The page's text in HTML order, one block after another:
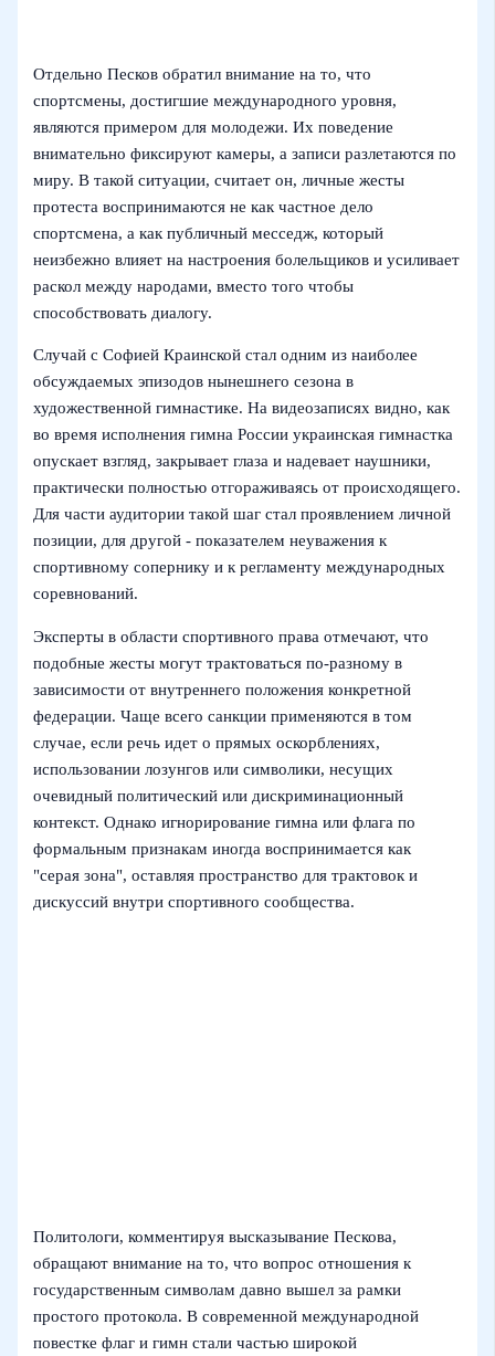
Отдельно Песков обратил внимание на то, что
спортсмены, достигшие международного уровня,
являются примером для молодежи. Их поведение
внимательно фиксируют камеры, а записи разлетаются по
миру. В такой ситуации, считает он, личные жесты
протеста воспринимаются не как частное дело
спортсмена, а как публичный месседж, который
неизбежно влияет на настроения болельщиков и усиливает
раскол между народами, вместо того чтобы
способствовать диалогу.
Случай с Софией Краинской стал одним из наиболее
обсуждаемых эпизодов нынешнего сезона в
художественной гимнастике. На видеозаписях видно, как
во время исполнения гимна России украинская гимнастка
опускает взгляд, закрывает глаза и надевает наушники,
практически полностью отгораживаясь от происходящего.
Для части аудитории такой шаг стал проявлением личной
позиции, для другой - показателем неуважения к
спортивному сопернику и к регламенту международных
соревнований.
Эксперты в области спортивного права отмечают, что
подобные жесты могут трактоваться по‑разному в
зависимости от внутреннего положения конкретной
федерации. Чаще всего санкции применяются в том
случае, если речь идет о прямых оскорблениях,
использовании лозунгов или символики, несущих
очевидный политический или дискриминационный
контекст. Однако игнорирование гимна или флага по
формальным признакам иногда воспринимается как
"серая зона", оставляя пространство для трактовок и
дискуссий внутри спортивного сообщества.
Политологи, комментируя высказывание Пескова,
обращают внимание на то, что вопрос отношения к
государственным символам давно вышел за рамки
простого протокола. В современной международной
повестке флаг и гимн стали частью широкой